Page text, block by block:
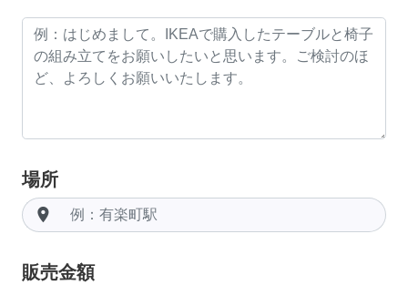
場所
room
販売金額